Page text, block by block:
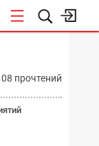
прочтений